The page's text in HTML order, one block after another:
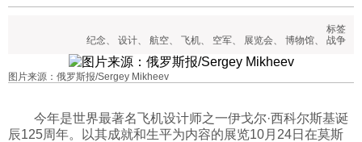
评论
经济
标签
纪念、 设计、 航空、 飞机、 空军、 展览会、 博物馆、 战争
图片来源：俄罗斯报/Sergey Mikheev
今年是世界最著名飞机设计师之一伊戈尔·西科尔斯基诞
辰125周年。以其成就和生平为内容的展览10月24日在莫斯